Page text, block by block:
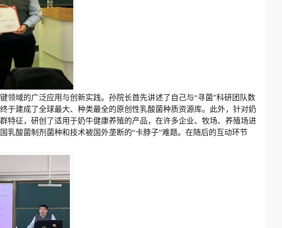
域的广泛应用与创新实践。孙院长首先讲述了自己与“寻菌”科研团队数
于建成了全球最大、种类最全的原创性乳酸菌种质资源库。此外，针对奶
特征，研创了适用于奶牛健康养殖的产品，在许多企业、牧场、养殖场进
酸菌制剂菌种和技术被国外垄断的“卡脖子”难题。在随后的互动环节